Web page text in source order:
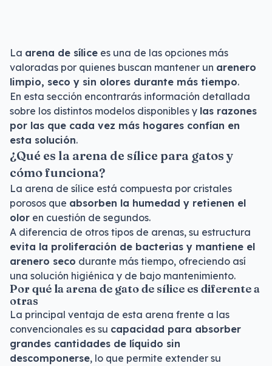
La arena de sílice es una de las opciones más
valoradas por quienes buscan mantener un arenero
limpio, seco y sin olores durante más tiempo.
En esta sección encontrarás información detallada
sobre los distintos modelos disponibles y las razones
por las que cada vez más hogares confían en
esta solución.
¿Qué es la arena de sílice para gatos y
cómo funciona?
La arena de sílice está compuesta por cristales
porosos que absorben la humedad y retienen el
olor en cuestión de segundos.
A diferencia de otros tipos de arenas, su estructura
evita la proliferación de bacterias y mantiene el
arenero seco durante más tiempo, ofreciendo así
una solución higiénica y de bajo mantenimiento.
Por qué la arena de gato de sílice es diferente a
otras
La principal ventaja de esta arena frente a las
convencionales es su capacidad para absorber
grandes cantidades de líquido sin
descomponerse, lo que permite extender su